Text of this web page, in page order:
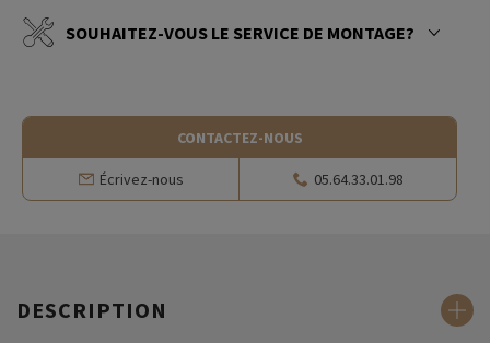
SOUHAITEZ-VOUS LE SERVICE DE MONTAGE?
CONTACTEZ-NOUS
Écrivez-nous 05.64.33.01.98
DESCRIPTION